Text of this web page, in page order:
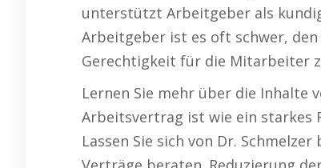
unterstützt Arbeitgeber als
Arbeitgeber ist es oft schwer,
Gerechtigkeit für die Mitarbeiter
Lernen Sie mehr über die Inhalte
Arbeitsvertrag ist wie ein starkes
Lassen Sie sich von Dr.